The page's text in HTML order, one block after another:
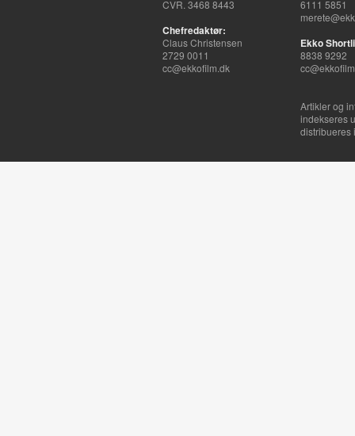
CVR. 3468 8443
Chefredaktør:
Claus Christensen
2729 0011
cc@ekkofilm.dk
6111 5851
Ekko
8838 9292
Artikler og
indekseres
distribueres